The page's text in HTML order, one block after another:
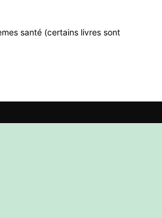
santé (certains livres sont